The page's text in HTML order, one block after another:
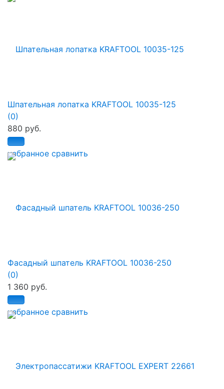
избранное сравнить
Шпательная лопатка KRAFTOOL 10035-125
(0)
880 руб.
избранное сравнить
Фасадный шпатель KRAFTOOL 10036-250
(0)
1 360 руб.